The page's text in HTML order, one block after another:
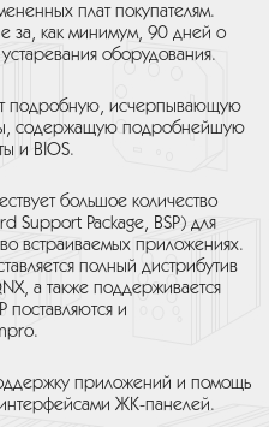
плат покупателям.
за, как минимум, 90 дней о
оборудования.
подробную, исчерпывающую
содержащую подробнейшую
и BIOS.
большое количество
Support Package, BSP) для
встраиваемых приложениях.
полный дистрибутив
а также поддерживается
поставляются и
приложений и помощь
интерфейсами ЖК-панелей.